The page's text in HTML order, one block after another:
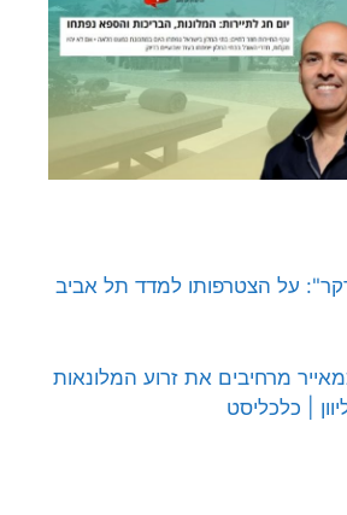
על הצטרפותו למדד תל אביב
מרחיבים את זרוע המלונאות
| כלכליסט